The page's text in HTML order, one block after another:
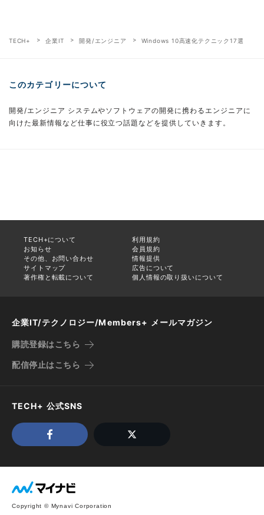
TECH+ 企業IT 開発/エンジニア Windows 10高速化テクニック17選
このカテゴリーについて
開発/エンジニア システムやソフトウェアの開発に携わるエンジニアに
向けた最新情報など仕事に役立つ話題などを提供していきます。
TECH+について
利用規約
お知らせ
会員規約
その他、お問い合わせ
情報提供
サイトマップ
広告について
著作権と転載について
個人情報の取り扱いについて
企業IT/テクノロジー/Members+ メールマガジン
購読登録はこちら
配信停止はこちら
TECH+ 公式SNS
Copyright © Mynavi Corporation